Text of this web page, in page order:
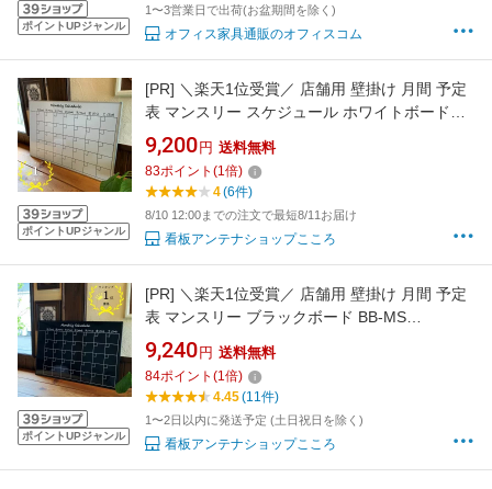
ポイントUPジャンル
1〜3営業日で出荷(お盆期間を除く)
オフィス家具通販のオフィスコム
ポイントUPジャンル
[PR] ＼楽天1位受賞／ 店舗用 壁掛け 月間 予定
表 マンスリー スケジュール ホワイトボード
WB-MS 600×900mm スケジュールボード
9,200 円 送料無料
83ポイント (1倍)
4(6件)
8/10 12:00までの注文で最短8/11お届け
看板アンテナショップこころ
ポイントUPジャンル
[PR] ＼楽天1位受賞／ 店舗用 壁掛け 月間 予定
表 マンスリー ブラックボード BB-MS
600×900mm スケジュールボード【あす楽】
9,240 円 送料無料
84ポイント (1倍)
4.45(11件)
1〜2日以内に発送予定 (土日祝日を除く)
看板アンテナショップこころ